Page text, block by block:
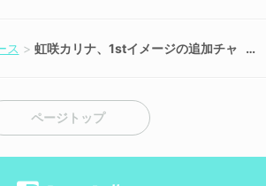
ス
虹咲カリナ、1stイメージの追加チャ
ページトップ